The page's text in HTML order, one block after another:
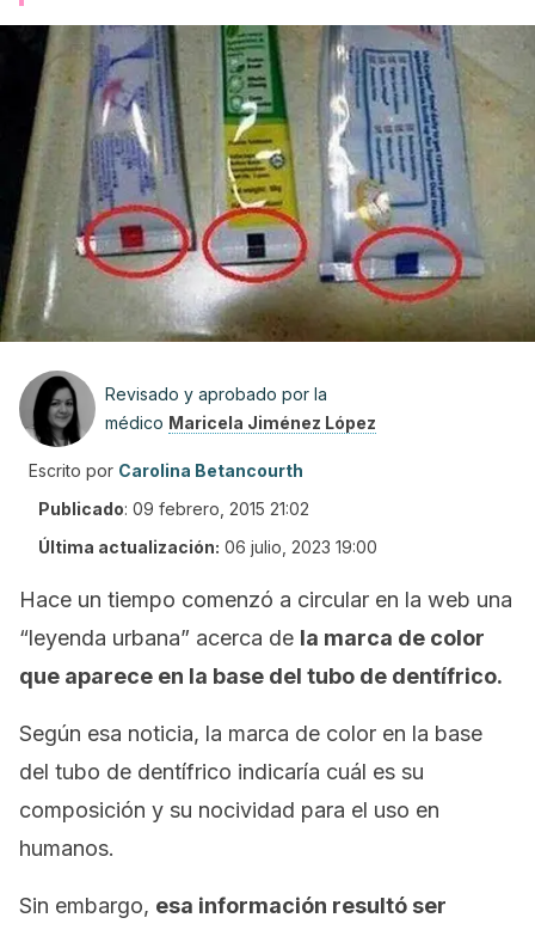
Revisado y aprobado por la
médico Maricela Jiménez López
Escrito por Carolina Betancourth
Publicado: 09 febrero, 2015 21:02
Última actualización: 06 julio, 2023 19:00
Hace un tiempo comenzó a circular en la web una
“leyenda urbana” acerca de la marca de color
que aparece en la base del tubo de dentífrico.
Según esa noticia, la marca de color en la base
del tubo de dentífrico indicaría cuál es su
composición y su nocividad para el uso en
humanos.
Sin embargo, esa información resultó ser